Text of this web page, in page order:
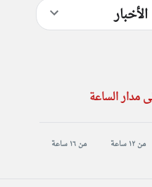
مدار الساعة
من ١٢ ساعة من ١٦ ساعة